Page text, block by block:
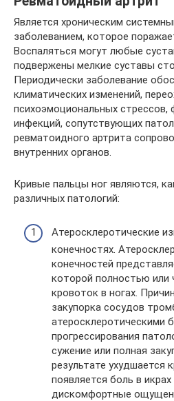
Является хроническим
заболеванием, которое
Воспаляться могут любые
подвержены мелкие суставы
Периодически заболевание
климатических изменений,
психоэмоциональных стрессов,
инфекций, сопутствующих
ревматоидного артрита
внутренних органов.
Кривые пальцы ног являются,
различных патологий:
Атеросклеротические
конечностях.
конечностей
которой полностью или
кровоток в ногах.
закупорка сосудов
атеросклеротическими
прогрессирования
сужение или полная
результате ухудшается
появляется боль в
дискомфортные